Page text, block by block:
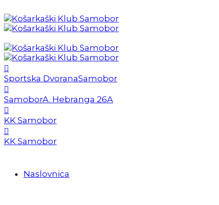
Sportska DvoranaSamobor
SamoborA. Hebranga 26A
KK Samobor
KK Samobor
Naslovnica